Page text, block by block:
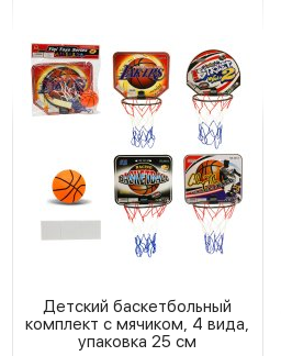
Детский баскетбольный
комплект с мячиком, 4 вида,
упаковка 25 см